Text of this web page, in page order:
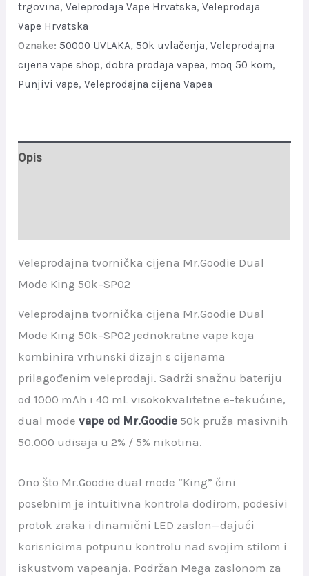
King
50k-
SP02
trgovina,Veleprodaja Vape Hrvatska,Veleprodaja
Vape Hrvatska
Oznake: 50000 UVLAKA, 50k uvlačenja,Veleprodajna
cijena vape shop,dobra prodaja vapea, moq 50 kom,
Punjivi vape,Veleprodajna cijena Vapea
Opis
Veleprodajna tvornička cijena Mr.Goodie Dual
Mode King 50k–SP02
Veleprodajna tvornička cijena Mr.Goodie Dual
Mode King 50k–SP02 jednokratne vape koja
kombinira vrhunski dizajn s cijenama
prilagođenim veleprodaji. Sadrži snažnu bateriju
od 1000 mAh i 40 mL visokokvalitetne e-tekućine,
dual modevape od Mr.Goodie 50k pruža masivnih
50.000 udisaja u 2% / 5% nikotina.
Ono što Mr.Goodie dual mode “King” čini
posebnim je intuitivna kontrola dodirom, podesivi
protok zraka i dinamični LED zaslon—dajući
korisnicima potpunu kontrolu nad svojim stilom i
iskustvom vapeanja. Podržan Mega zaslonom za